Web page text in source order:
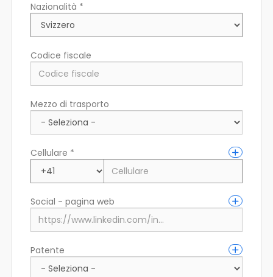
CAP/NAP di residenza
Città di residenza (fiscale)
Indirizzo di residenza
Nazionalità *
Codice fiscale
Mezzo di trasporto
Cellulare *
Social - pagina web
Patente